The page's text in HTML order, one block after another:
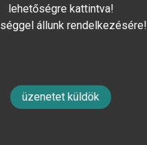
lehetőségre kattintva!
állunk rendelkezésére!
üzenetet küldök